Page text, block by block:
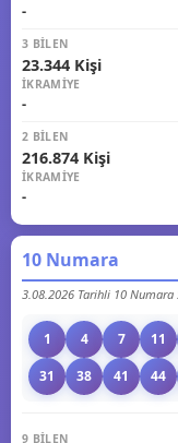
-
3 BILEN
23.344 Kişi
İKRAMIYE
-
2 BILEN
216.874 Kişi
İKRAMIYE
-
10 Numara
3.08.2026 Tarihli 10
1 4 7 11
31
38 41 44
9 BILEN